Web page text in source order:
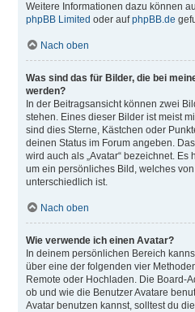
Weitere Informationen dazu können
phpBB Limited oder aufphpBB.de
Nach oben
Was sind das für Bilder, die bei
werden?
In der Beitragsansicht können zwei
stehen. Eines dieser Bilder ist meist
sind dies Sterne, Kästchen oder
deinen Status im Forum angeben.
wird auch als „Avatar“ bezeichnet. Es
um ein persönliches Bild, welches
unterschiedlich ist.
Nach oben
Wie verwende ich einen Avatar?
In deinem persönlichen Bereich
über eine der folgenden vier
Remote oder Hochladen. Die Board-
ob und wie die Benutzer Avatare
Avatar benutzen kannst, solltest du